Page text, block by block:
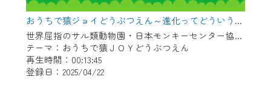
おうちで猿ジョイどうぶつえん～進化ってどういうこと？～（2025年3月16日初回放送）
世界屈指のサル類動物園・日本モンキーセンター協力の親子で学べる動物番組。
テーマ：おうちで猿ＪＯＹどうぶつえん
再生時間：00:13:45
登録日：2025/04/22
※マイページへのログインには、MyIDが必
要となります。
※MyIDとは、CCNet Web TVを含むCCNetの
各種サービスをご利用頂くためのIDです。
IDはお客様が使っているメールアドレス